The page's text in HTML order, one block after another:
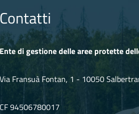
Contatti
Ente di gestione delle aree protette
Via Fransuà Fontan, 1 - 10050
CF 94506780017